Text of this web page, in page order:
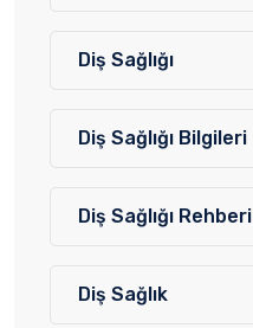
Diş Sağlığı
Diş Sağlığı Bilgileri
Diş Sağlığı Rehberi
Diş Sağlık